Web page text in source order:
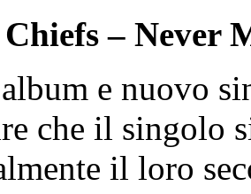
– Never
e nuovo
che il singolo
il loro